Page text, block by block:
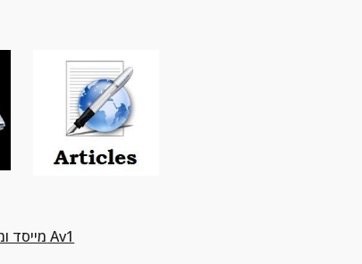
מייסד ומנכ"ל Av1